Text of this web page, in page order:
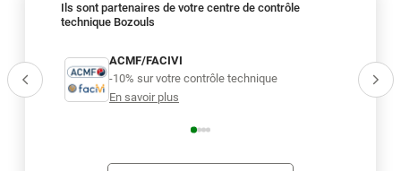
Ils sont partenaires de votre centre de contrôle
technique Bozouls
ACMF/FACIVI
-10% sur votre contrôle technique
En savoir plus
-